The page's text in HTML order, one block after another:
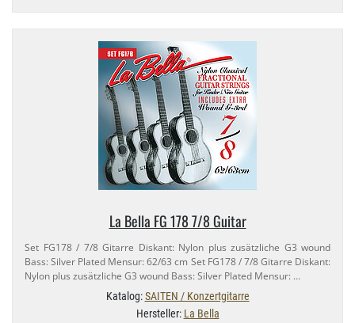
La Bella FG 178 7/​8 Guitar
Set FG178 / 7/​8 Gitarre Diskant: Nylon plus zusätzliche G3 wound
Bass: Silver Plated Mensur: 62/​63 cm Set FG178 / 7/​8 Gitarre Diskant:
Nylon plus zusätzliche G3 wound Bass: Silver Plated Mensur: …
Katalog:SAITEN / Konzertgitarre
Hersteller: La Bella